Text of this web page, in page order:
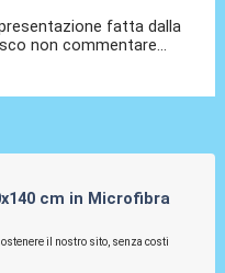
fatta dalla
non commentare...
cm in Microfibra
il nostro sito, senza costi